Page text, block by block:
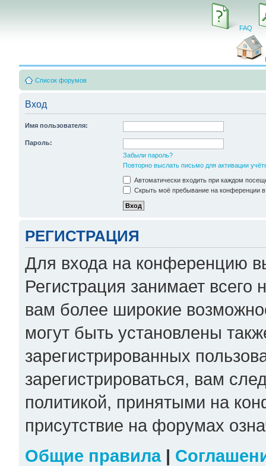
FAQ
Список форумов
Вход
Имя пользователя:
Пароль:
Забыли пароль?
Повторно выслать письмо для активации
Автоматически входить при каждом
Скрыть моё пребывание на конференции в
РЕГИСТРАЦИЯ
Для входа на конференцию
Регистрация занимает всего
вам более широкие
могут быть установлены
зарегистрированных
зарегистрироваться, вам
политикой, принятыми на
присутствие на форумах
Общие правила|